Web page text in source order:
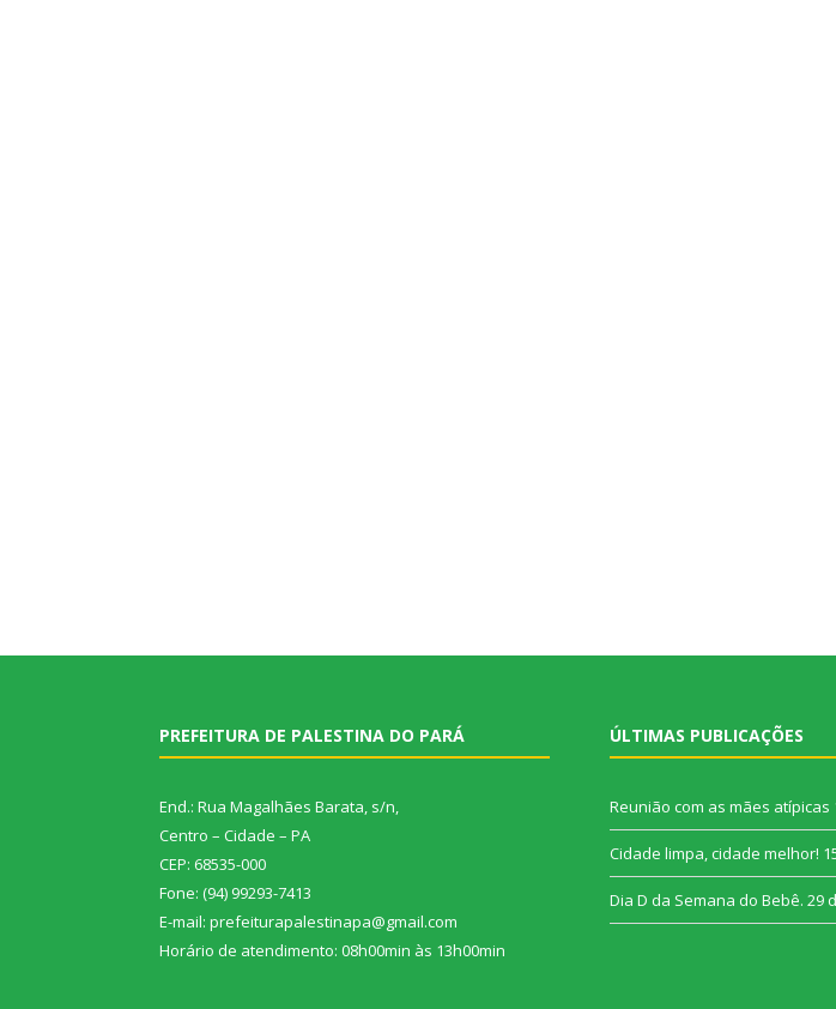
PREFEITURA DE PALESTINA DO PARÁ
End.: Rua Magalhães Barata, s/n,
Centro – Cidade – PA
CEP: 68535-000
Fone: (94) 99293-7413
E-mail: prefeiturapalestinapa@gmail.com
Horário de atendimento: 08h00min às 13h00min
ÚLTIMAS PUBLICAÇÕES
Reunião com as mães atípicas
Cidade limpa, cidade melhor!
Dia D da Semana do Bebê. 29